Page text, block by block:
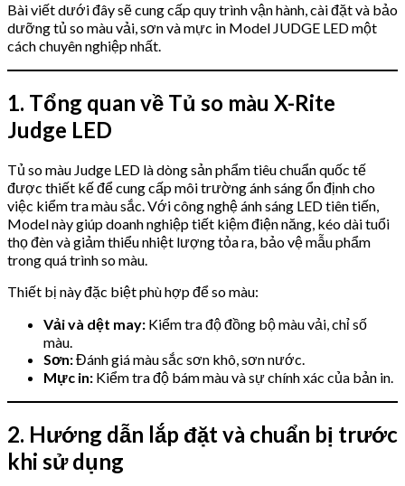
Bài viết dưới đây sẽ cung cấp quy trình vận hành, cài đặt và bảo
dưỡng tủ so màu vải, sơn và mực in Model JUDGE LED một
cách chuyên nghiệp nhất.
1. Tổng quan về Tủ so màu X-Rite
Judge LED
Tủ so màu Judge LED là dòng sản phẩm tiêu chuẩn quốc tế
được thiết kế để cung cấp môi trường ánh sáng ổn định cho
việc kiểm tra màu sắc. Với công nghệ ánh sáng LED tiên tiến,
Model này giúp doanh nghiệp tiết kiệm điện năng, kéo dài tuổi
thọ đèn và giảm thiểu nhiệt lượng tỏa ra, bảo vệ mẫu phẩm
trong quá trình so màu.
Thiết bị này đặc biệt phù hợp để so màu:
Vải và dệt may: Kiểm tra độ đồng bộ màu vải, chỉ số
màu.
Sơn:Đánh giá màu sắc sơn khô, sơn nước.
Mực in: Kiểm tra độ bám màu và sự chính xác của bản in.
2. Hướng dẫn lắp đặt và chuẩn bị trước
khi sử dụng